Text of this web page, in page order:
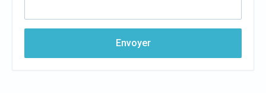
Envoyer